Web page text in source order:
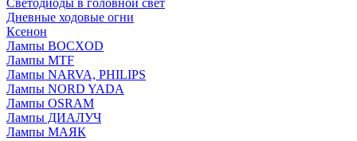
Светодиоды в головной свет
Дневные ходовые огни
Ксенон
Лампы BOCXOD
Лампы MTF
Лампы NARVA, PHILIPS
Лампы NORD YADA
Лампы OSRAM
Лампы ДИАЛУЧ
Лампы МАЯК